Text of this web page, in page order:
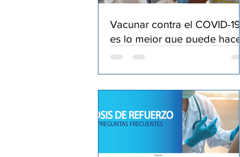
Vacunar contra el COVID-19
es lo mejor que puede hacer
por la salud de sus hijos